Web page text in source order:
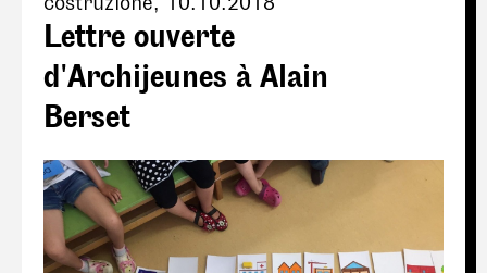
Lettre ouverte
d'Archijeunes à Alain
Berset